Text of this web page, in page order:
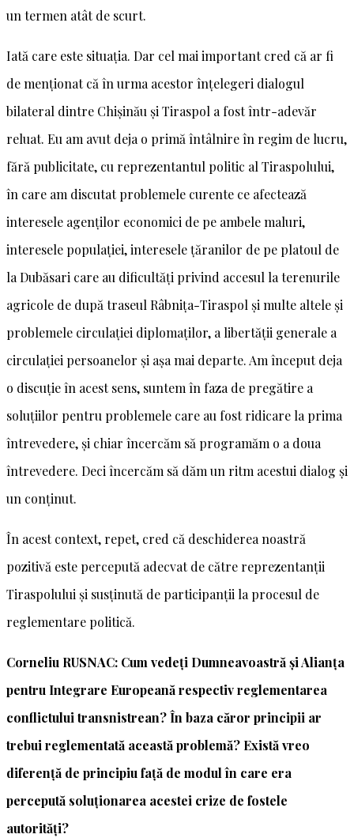
un termen atât de scurt.
Iată care este situația. Dar cel mai important cred că ar fi
de menționat că în urma acestor înțelegeri dialogul
bilateral dintre Chișinău și Tiraspol a fost într-adevăr
reluat. Eu am avut deja o primă întâlnire în regim de lucru,
fără publicitate, cu reprezentantul politic al Tiraspolului,
în care am discutat problemele curente ce afectează
interesele agenților economici de pe ambele maluri,
interesele populației, interesele țăranilor de pe platoul de
la Dubăsari care au dificultăți privind accesul la terenurile
agricole de după traseul Râbnița-Tiraspol și multe altele și
problemele circulației diplomaților, a libertății generale a
circulației persoanelor și așa mai departe. Am început deja
o discuție în acest sens, suntem în faza de pregătire a
soluțiilor pentru problemele care au fost ridicare la prima
întrevedere, și chiar încercăm să programăm o a doua
întrevedere. Deci încercăm să dăm un ritm acestui dialog și
un conținut.
În acest context, repet, cred că deschiderea noastră
pozitivă este percepută adecvat de către reprezentanții
Tiraspolului și susținută de participanții la procesul de
reglementare politică.
Corneliu RUSNAC: Cum vedeți Dumneavoastră și Alianța
pentru Integrare Europeană respectiv reglementarea
conflictului transnistrean? În baza căror principii ar
trebui reglementată această problemă? Există vreo
diferență de principiu față de modul în care era
percepută soluționarea acestei crize de fostele
autorități?